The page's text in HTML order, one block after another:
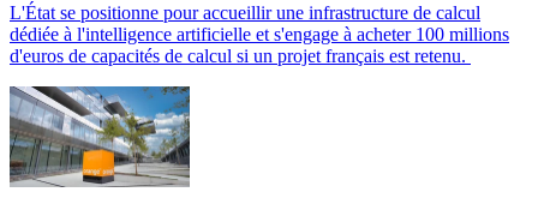
L'État se positionne pour accueillir une infrastructure de calcul
dédiée à l'intelligence artificielle et s'engage à acheter 100 millions
d'euros de capacités de calcul si un projet français est retenu.